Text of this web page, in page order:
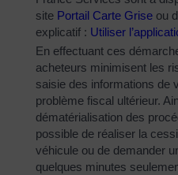
site Portail Carte Grise ou
explicatif : Utiliser
En effectuant ces
acheteurs minimisent les
saisie des informations de
problème fiscal ultérieur.
dématérialisation des
possible de réaliser la
véhicule ou de demander
quelques minutes